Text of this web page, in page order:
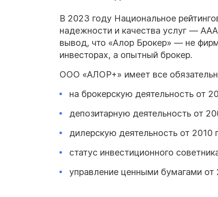
В 2023 году Национальное
надежности и качества услуг —
вывод, что «Алор Брокер» — не
инвесторах, а опытный брокер.
ООО «АЛОР+» имеет все
на брокерскую деятельность от
депозитарную деятельность от
дилерскую деятельность от 2010
статус инвестиционного
управление ценными бумагами от